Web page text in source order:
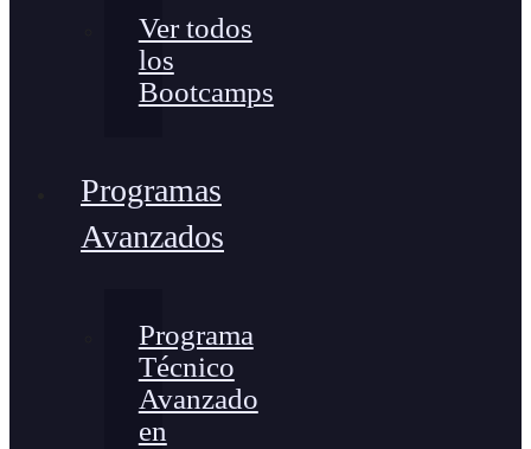
Ver todos
los
Bootcamps
Programas
Avanzados
Programa
Técnico
Avanzado
en